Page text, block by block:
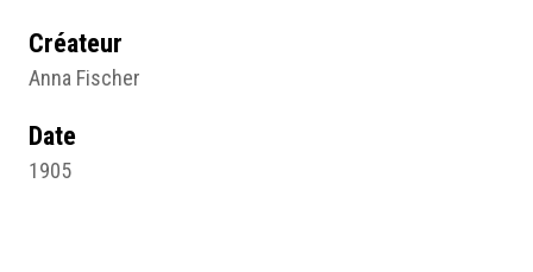
Créateur
Anna Fischer
Date
1905